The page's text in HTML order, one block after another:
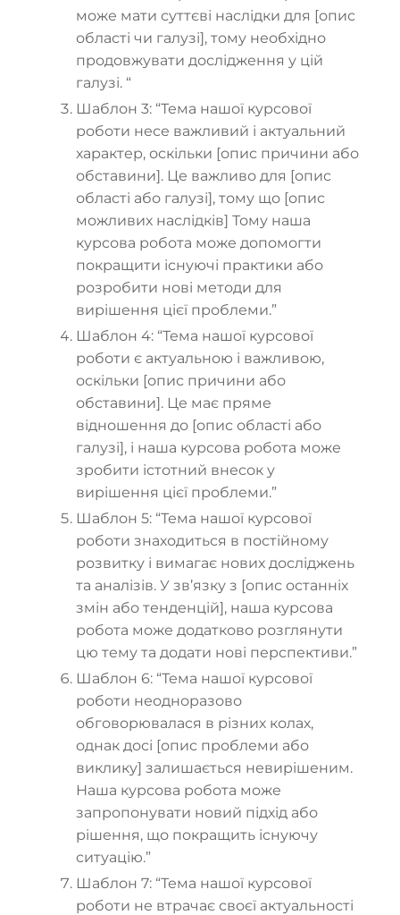
може мати суттєві наслідки для [опис
області чи галузі], тому необхідно
продовжувати дослідження у цій
галузі. “
Шаблон 3: “Тема нашої курсової
роботи несе важливий і актуальний
характер, оскільки [опис причини або
обставини]. Це важливо для [опис
області або галузі], тому що [опис
можливих наслідків] Тому наша
курсова робота може допомогти
покращити існуючі практики або
розробити нові методи для
вирішення цієї проблеми.”
Шаблон 4: “Тема нашої курсової
роботи є актуальною і важливою,
оскільки [опис причини або
обставини]. Це має пряме
відношення до [опис області або
галузі], і наша курсова робота може
зробити істотний внесок у
вирішення цієї проблеми.”
Шаблон 5: “Тема нашої курсової
роботи знаходиться в постійному
розвитку і вимагає нових досліджень
та аналізів. У зв’язку з [опис останніх
змін або тенденцій], наша курсова
робота може додатково розглянути
цю тему та додати нові перспективи.”
Шаблон 6: “Тема нашої курсової
роботи неодноразово
обговорювалася в різних колах,
однак досі [опис проблеми або
виклику] залишається невирішеним.
Наша курсова робота може
запропонувати новий підхід або
рішення, що покращить існуючу
ситуацію.”
Шаблон 7: “Тема нашої курсової
роботи не втрачає своєї актуальності